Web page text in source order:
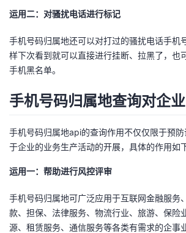
验
收
议
运用二：对骚扰电话进行标记
手机号码归属地还可以对打过的骚扰电话手机
样下次看到就可以直接进行挂断、拉黑了，也
手机黑名单。
手机号码归属地查询对企
手机号码归属地api的查询作用不仅仅限于预
于企业的业务生产活动的开展，具体的作用如下
运用一：帮助进行风控评审
手机号码归属地可广泛应用于互联网金融服务
款、担保、法律服务、物流行业、旅游、保险
源、租赁服务、通信服务等各类有需求的企事